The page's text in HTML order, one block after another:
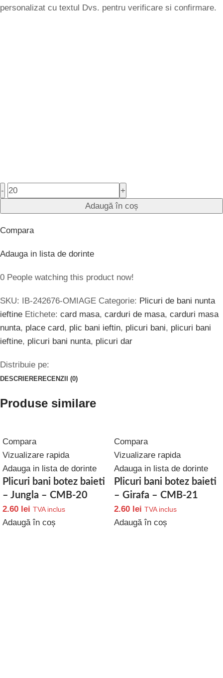
personalizat cu textul Dvs. pentru verificare si confirmare.
-
+
Adaugă în coș
Compara
Adauga in lista de dorinte
0 People watching this product now!
SKU: IB-242676-OMIAGE Categorie: Plicuri de bani nunta
ieftine Etichete: card masa, carduri de masa, carduri masa
nunta, place card, plic bani ieftin, plicuri bani, plicuri bani
ieftine, plicuri bani nunta, plicuri dar
Distribuie pe:
DESCRIERERECENZII (0)
Produse similare
Compara
Vizualizare rapida
Adauga in lista de dorinte
Plicuri bani botez baieti
– Jungla – CMB-20
2.60 lei TVA inclus
Adaugă în coș
Compara
Vizualizare rapida
Adauga in lista de dorinte
Plicuri bani botez baieti
– Girafa – CMB-21
2.60 lei TVA inclus
Adaugă în coș